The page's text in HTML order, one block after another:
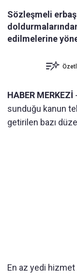
Sözleşmeli erbaş
edilmelerine
HABER MERKEZİ
sunduğu kanun
getirilen bazı
En az yedi hizmet